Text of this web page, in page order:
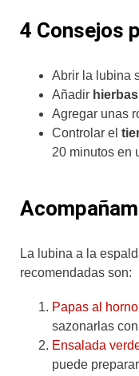
4 Consejos
Abrir la lubina
Añadir
Agregar unas
Controlar el
20 minutos en
La lubina a la
recomendadas son:
Papas al horno
sazonarlas
Ensalada
puede